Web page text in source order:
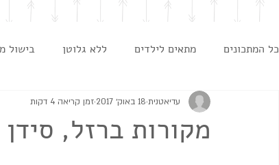
כל המתכונים מתאים לילדים ללא גלוטן בישול
גבינות וממרחים מרקים סלטים
מקורות ברזל,
עדיאטנית 18 באוק׳ 2017 זמן קריאה 4 דקות